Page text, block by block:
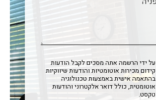
על ידי הרשמה אתה מסכים לקבל הודעות
קידום מכירות אוטומטיות והודעות שיווקיות
בהתאמה אישית באמצעות טכנולוגיה
אוטומטית, כולל דואר אלקטרוני והודעות
טקסט.